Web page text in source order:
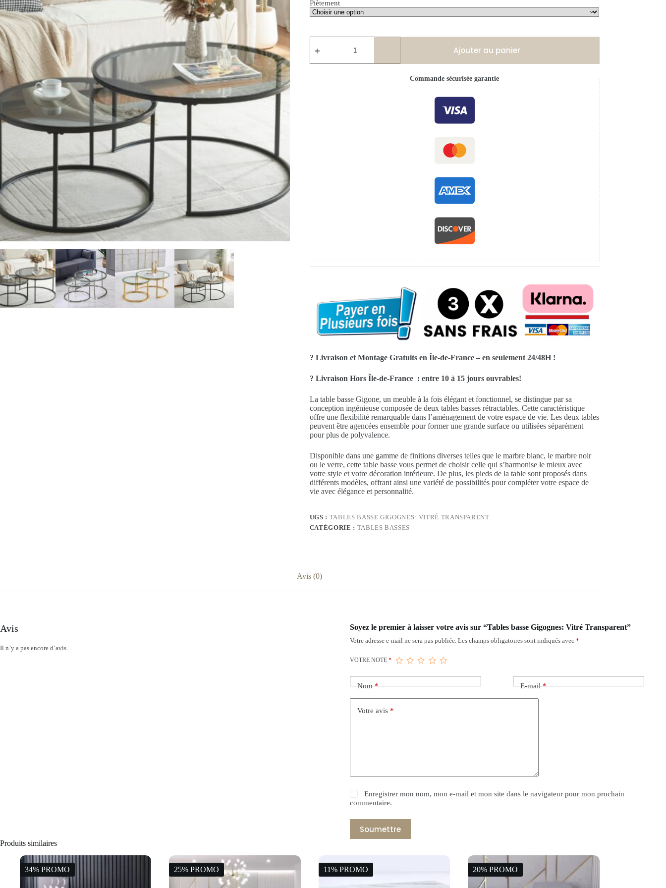
Piètement
Ajouter au panier
Commande sécurisée garantie
? Livraison et Montage Gratuits en Île-de-France – en seulement 24/48H !
? Livraison Hors Île-de-France : entre 10 à 15 jours ouvrables!
La table basse Gigone, un meuble à la fois élégant et fonctionnel, se distingue par sa
conception ingénieuse composée de deux tables basses rétractables. Cette caractéristique
offre une flexibilité remarquable dans l’aménagement de votre espace de vie. Les deux tables
peuvent être agencées ensemble pour former une grande surface ou utilisées séparément
pour plus de polyvalence.
Disponible dans une gamme de finitions diverses telles que le marbre blanc, le marbre noir
ou le verre, cette table basse vous permet de choisir celle qui s’harmonise le mieux avec
votre style et votre décoration intérieure. De plus, les pieds de la table sont proposés dans
différents modèles, offrant ainsi une variété de possibilités pour compléter votre espace de
vie avec élégance et personnalité.
UGS : TABLES BASSE GIGOGNES: VITRÉ TRANSPARENT
CATÉGORIE : TABLES BASSES
Avis (0)
Avis
Il n’y a pas encore d’avis.
Soyez le premier à laisser votre avis sur “Tables basse Gigognes: Vitré Transparent”
Votre adresse e-mail ne sera pas publiée. Les champs obligatoires sont indiqués avec *
VOTRE NOTE *
Nom* E-mail*
Votre avis *
Enregistrer mon nom, mon e-mail et mon site dans le navigateur pour mon prochain
commentaire.
Soumettre
Produits similaires
34% PROMO 25% PROMO 11% PROMO 20% PROMO